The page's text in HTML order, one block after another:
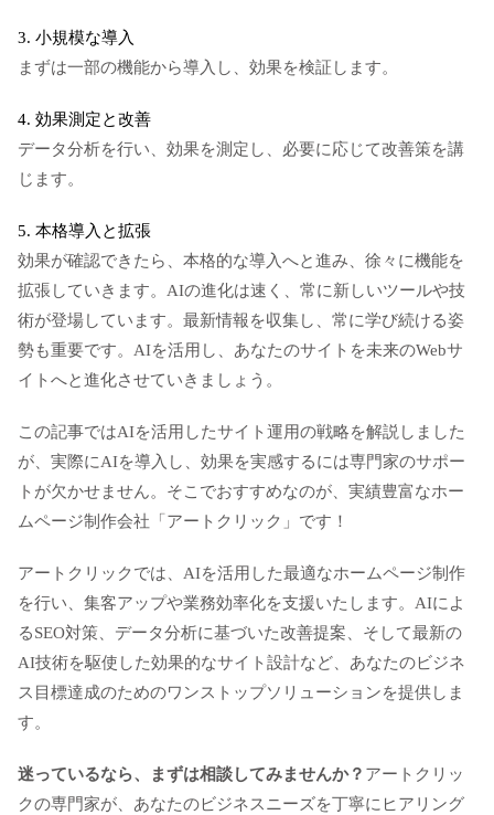
3. 小規模な導入
まずは一部の機能から導入し、効果を検証します。
4. 効果測定と改善
データ分析を行い、効果を測定し、必要に応じて改善策を講
じます。
5. 本格導入と拡張
効果が確認できたら、本格的な導入へと進み、徐々に機能を
拡張していきます。AIの進化は速く、常に新しいツールや技
術が登場しています。最新情報を収集し、常に学び続ける姿
勢も重要です。AIを活用し、あなたのサイトを未来のWebサ
イトへと進化させていきましょう。
この記事ではAIを活用したサイト運用の戦略を解説しました
が、実際にAIを導入し、効果を実感するには専門家のサポー
トが欠かせません。そこでおすすめなのが、実績豊富なホー
ムページ制作会社「アートクリック」です！
アートクリックでは、AIを活用した最適なホームページ制作
を行い、集客アップや業務効率化を支援いたします。AIによ
るSEO対策、データ分析に基づいた改善提案、そして最新の
AI技術を駆使した効果的なサイト設計など、あなたのビジネ
ス目標達成のためのワンストップソリューションを提供しま
す。
迷っているなら、まずは相談してみませんか？ アートクリッ
クの専門家が、あなたのビジネスニーズを丁寧にヒアリング